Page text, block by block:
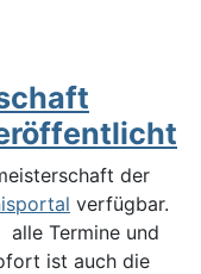
der
verfügbar.
alle Termine und
ist auch die